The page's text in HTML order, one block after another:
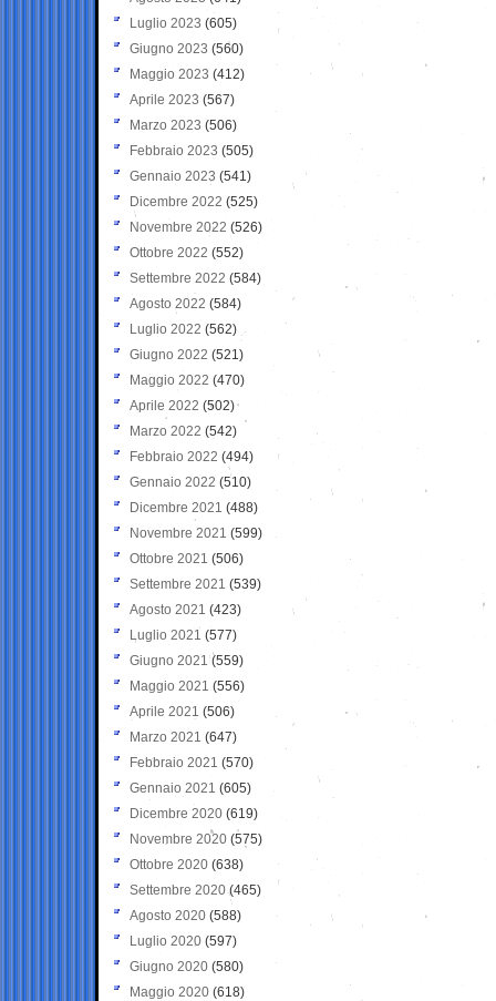
Luglio 2023 (605)
Giugno 2023 (560)
Maggio 2023 (412)
Aprile 2023 (567)
Marzo 2023 (506)
Febbraio 2023 (505)
Gennaio 2023 (541)
Dicembre 2022 (525)
Novembre 2022 (526)
Ottobre 2022 (552)
Settembre 2022 (584)
Agosto 2022 (584)
Luglio 2022 (562)
Giugno 2022 (521)
Maggio 2022 (470)
Aprile 2022 (502)
Marzo 2022 (542)
Febbraio 2022 (494)
Gennaio 2022 (510)
Dicembre 2021 (488)
Novembre 2021 (599)
Ottobre 2021 (506)
Settembre 2021 (539)
Agosto 2021 (423)
Luglio 2021 (577)
Giugno 2021(559)
Maggio 2021 (556)
Aprile 2021 (506)
Marzo 2021 (647)
Febbraio 2021 (570)
Gennaio 2021 (605)
Dicembre 2020 (619)
Novembre 2020 (575)
Ottobre 2020 (638)
Settembre 2020(465)
Agosto 2020 (588)
Luglio 2020 (597)
Giugno 2020 (580)
Maggio 2020 (618)